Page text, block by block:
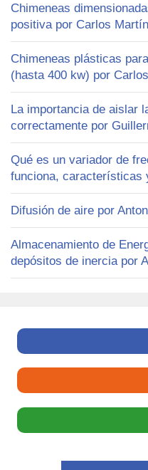
Chimeneas
positiva por Carlos
Chimeneas plásticas
(hasta 400 kw) por
La importancia de aislar
correctamente por
Qué es un variador de
funciona, características
Difusión de aire por
Almacenamiento de
depósitos de inercia por